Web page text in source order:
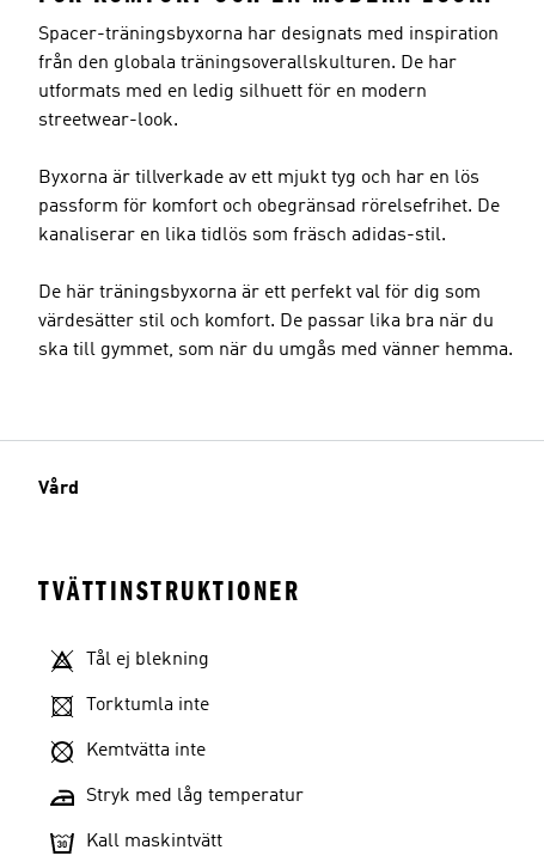
Spacer-träningsbyxorna har designats med inspiration
från den globala träningsoverallskulturen. De har
utformats med en ledig silhuett för en modern
streetwear-look.
Byxorna är tillverkade av ett mjukt tyg och har en lös
passform för komfort och obegränsad rörelsefrihet. De
kanaliserar en lika tidlös som fräsch adidas-stil.
De här träningsbyxorna är ett perfekt val för dig som
värdesätter stil och komfort. De passar lika bra när du
ska till gymmet, som när du umgås med vänner hemma.
Vård
TVÄTTINSTRUKTIONER
Tål ej blekning
Torktumla inte
Kemtvätta inte
Stryk med låg temperatur
Kall maskintvätt